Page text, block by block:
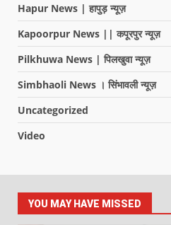
Hapur News | हापुड़ न्यूज़
Kapoorpur News || कपूरपुर न्यूज़
Pilkhuwa News | पिलखुवा न्यूज़
Simbhaoli News । सिंभावली न्यूज़
Uncategorized
Video
YOU MAY HAVE MISSED